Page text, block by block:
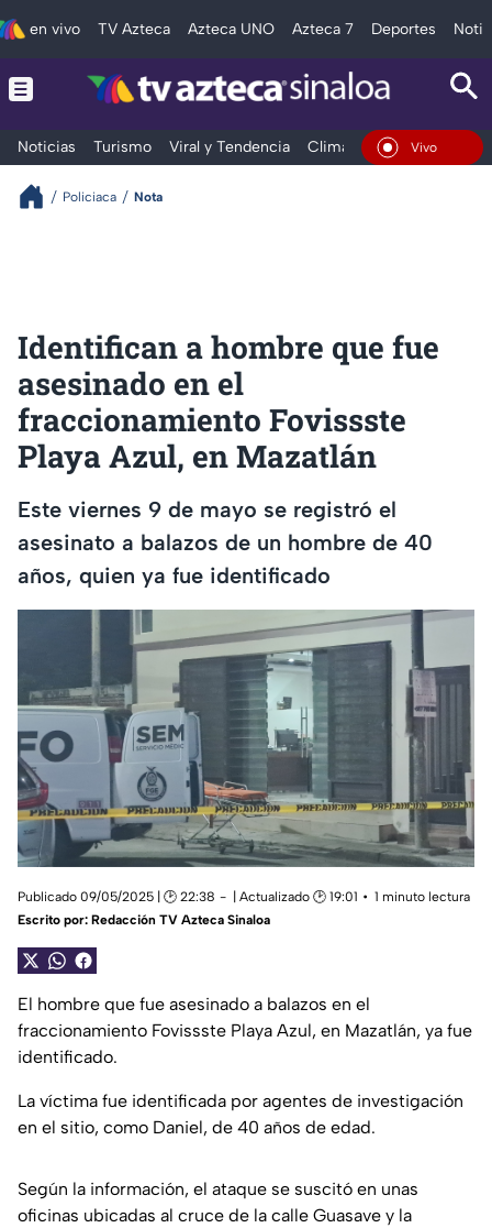
en vivo TV Azteca Azteca UNO Azteca 7 Deportes
Noticias Turismo Viral y Tendencia Clima Deportes
En Vivo
Policiaca Nota
Identifican a hombre que fue
asesinado en el
fraccionamiento Fovissste
Playa Azul, en Mazatlán
Este viernes 9 de mayo se registró el
asesinato a balazos de un hombre de 40
años, quien ya fue identificado
Publicado 09/05/2025 | 🕑 22:38 | Actualizado 🕑 19:01
1 minuto lectura
Escrito por: Redacción TV Azteca Sinaloa
El hombre que fue asesinado a balazos en el
fraccionamiento Fovissste Playa Azul, en Mazatlán, ya fue
identificado.
La víctima fue identificada por agentes de investigación
en el sitio, como Daniel, de 40 años de edad.
Según la información, el ataque se suscitó en unas
oficinas ubicadas al cruce de la calle Guasave y la